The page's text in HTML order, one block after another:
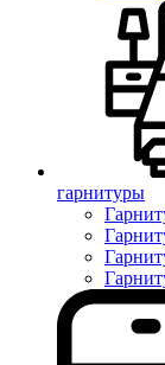
гарнитуры